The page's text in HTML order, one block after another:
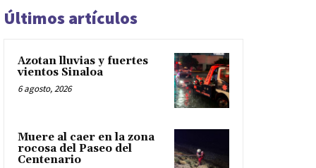
Últimos artículos
Azotan lluvias y fuertes
vientos Sinaloa
6 agosto, 2026
Muere al caer en la zona
rocosa del Paseo del
Centenario